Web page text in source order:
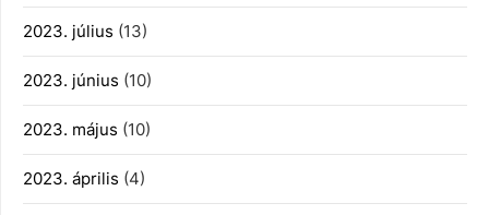
2023. július (13)
2023. június (10)
2023. május (10)
2023. április (4)